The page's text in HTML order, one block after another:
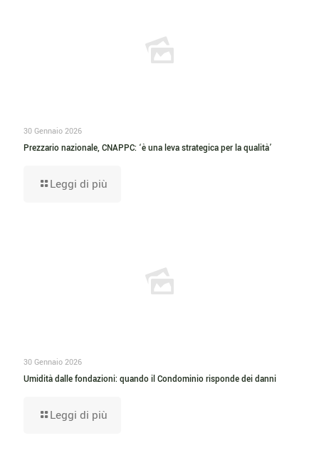
30 Gennaio 2026
Prezzario nazionale, CNAPPC: ‘è una leva strategica per la qualità’
Leggi di più
30 Gennaio 2026
Umidità dalle fondazioni: quando il Condominio risponde dei danni
Leggi di più